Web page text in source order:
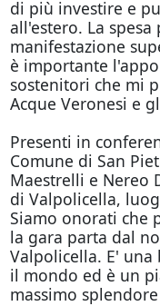
di più investire e
all'estero. La
manifestazione
è importante
sostenitori che mi
Acque Veronesi e
Presenti in
Comune di San
Maestrelli e Nereo
di Valpolicella,
Siamo onorati che
la gara parta dal
Valpolicella. E'
il mondo ed è un
massimo